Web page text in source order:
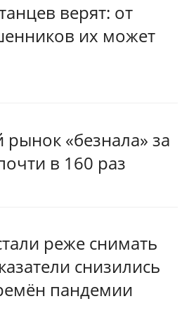
верят: от
их может
рынок «безнала» за
в 160 раз
реже снимать
снизились
пандемии